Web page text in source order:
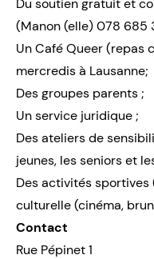
(Manon (elle) 078 685
Un Café Queer (repas
mercredis à Lausanne;
Des groupes parents ;
Un service juridique ;
Des ateliers de
jeunes, les seniors et
Des activités
culturelle (cinéma,
Contact
Rue Pépinet 1